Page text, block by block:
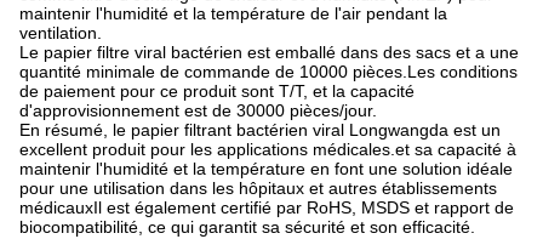
maintenir l'humidité et la température de l'air pendant la
ventilation.
Le papier filtre viral bactérien est emballé dans des sacs et a une
quantité minimale de commande de 10000 pièces.Les conditions
de paiement pour ce produit sont T/T, et la capacité
d'approvisionnement est de 30000 pièces/jour.
En résumé, le papier filtrant bactérien viral Longwangda est un
excellent produit pour les applications médicales.et sa capacité à
maintenir l'humidité et la température en font une solution idéale
pour une utilisation dans les hôpitaux et autres établissements
médicauxIl est également certifié par RoHS, MSDS et rapport de
biocompatibilité, ce qui garantit sa sécurité et son efficacité.